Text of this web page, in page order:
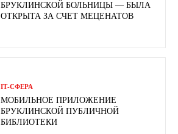
БРУКЛИНСКОЙ БОЛЬНИЦЫ — БЫЛА
ОТКРЫТА ЗА СЧЕТ МЕЦЕНАТОВ
ІТ-СФЕРА
МОБИЛЬНОЕ ПРИЛОЖЕНИЕ
БРУКЛИНСКОЙ ПУБЛИЧНОЙ
БИБЛИОТЕКИ